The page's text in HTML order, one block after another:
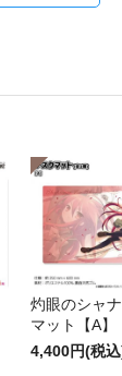
灼眼のシャ
マット【A】
4,400円(税